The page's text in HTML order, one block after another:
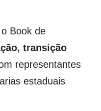
Book de
transição
representantes
estaduais